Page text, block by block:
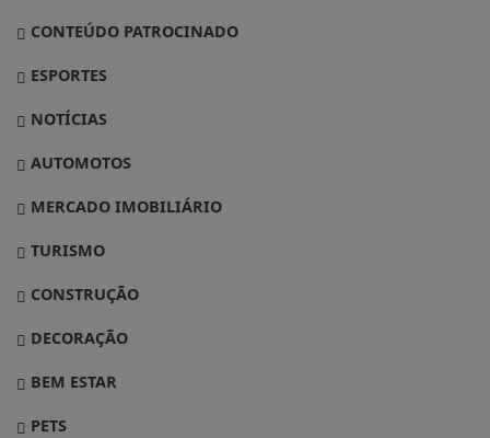
CONTEÚDO PATROCINADO
ESPORTES
NOTÍCIAS
AUTOMOTOS
MERCADO IMOBILIÁRIO
TURISMO
CONSTRUÇÃO
DECORAÇÃO
BEM ESTAR
PETS